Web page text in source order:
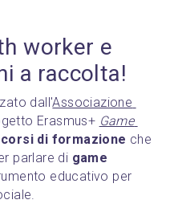
worker e
a raccolta!
dall'Associazione
Erasmus+ Game
di formazione che
parlare di game
educativo per